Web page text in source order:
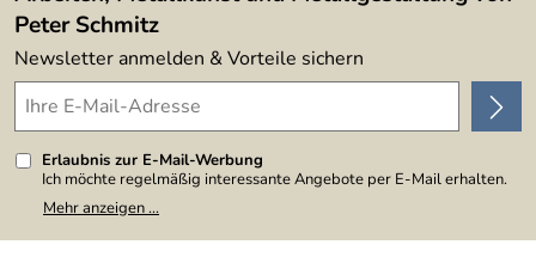
Peter Schmitz
Newsletter anmelden & Vorteile sichern
Erlaubnis zur E-Mail-Werbung
Ich möchte regelmäßig interessante Angebote per E-Mail erhalten.
Meine E-Mail-Adresse wird nicht an andere Unternehmen
weitergegeben. Zu statistischen Zwecken wird in anonymer Form
Mehr anzeigen ...